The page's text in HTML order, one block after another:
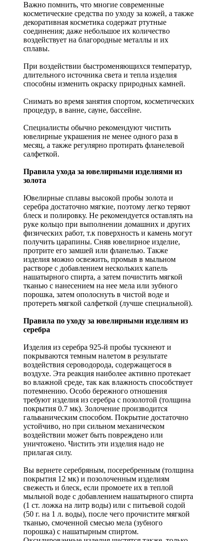
Важно помнить, что многие современные
косметические средства по уходу за кожей, а также
декоративная косметика содержат ртутные
соединения; даже небольшое их количество
воздействует на благородные металлы и их
сплавы.
При воздействии быстроменяющихся температур,
длительного источника света и тепла изделия
способны изменить окраску природных камней.
Снимать во время занятия спортом, косметических
процедур, в ванне, сауне, бассейне.
Специалисты обычно рекомендуют чистить
ювелирные украшения не менее одного раза в
месяц, а также регулярно протирать фланелевой
салфеткой.
Правила ухода за ювелирными изделиями из
золота
Ювелирные сплавы высокой пробы золота и
серебра достаточно мягкие, поэтому легко теряют
блеск и полировку. Не рекомендуется оставлять на
руке кольцо при выполнении домашних и других
физических работ, т.к поверхность и камень могут
получить царапины. Сняв ювелирное изделие,
протрите его замшей или фланелью. Также
изделия можно освежить, промыв в мыльном
растворе с добавлением нескольких капель
нашатырного спирта, а затем почистить мягкой
тканью с нанесением на нее мела или зубного
порошка, затем ополоснуть в чистой воде и
протереть мягкой салфеткой (лучше специальной).
Правила по уходу за ювелирными изделиям из
серебра
Изделия из серебра 925-й пробы тускнеют и
покрываются темным налетом в результате
воздействия сероводорода, содержащегося в
воздухе. Эта реакция наиболее активно протекает
во влажной среде, так как влажность способствует
потемнению. Особо бережного отношения
требуют изделия из серебра с позолотой (толщина
покрытия 0.7 мк). Золочение производится
гальваническим способом. Покрытие достаточно
устойчиво, но при сильном механическом
воздействии может быть повреждено или
уничтожено. Чистить эти изделия надо не
прилагая силу.
Вы вернете серебряным, посеребренным (толщина
покрытия 12 мк) и позолоченным изделиям
свежесть и блеск, если промоете их в теплой
мыльной воде с добавлением нашатырного спирта
(1 ст. ложка на литр воды) или с питьевой содой
(50 г. на 1 л. воды), после чего прочистите мягкой
тканью, смоченной смесью мела (зубного
порошка) с нашатырным спиртом.